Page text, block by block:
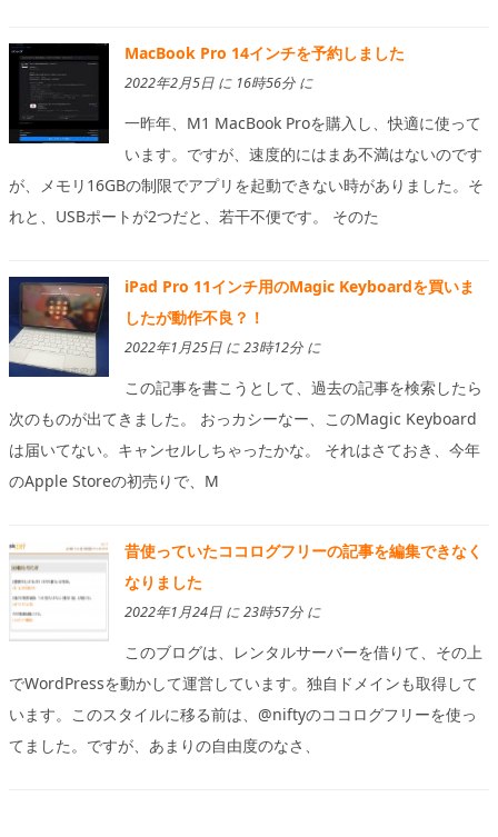
MacBook Pro 14インチを予約しました
2022年2月5日 に 16時56分 に
一昨年、M1 MacBook Proを購入し、快適に使って
います。ですが、速度的にはまあ不満はないのです
が、メモリ16GBの制限でアプリを起動できない時がありました。そ
れと、USBポートが2つだと、若干不便です。 そのた
iPad Pro 11インチ用のMagic Keyboardを買いま
したが動作不良？！
2022年1月25日 に 23時12分 に
この記事を書こうとして、過去の記事を検索したら
次のものが出てきました。 おっカシーなー、このMagic Keyboard
は届いてない。キャンセルしちゃったかな。 それはさておき、今年
のApple Storeの初売りで、M
昔使っていたココログフリーの記事を編集できなく
なりました
2022年1月24日 に 23時57分 に
このブログは、レンタルサーバーを借りて、その上
でWordPressを動かして運営しています。独自ドメインも取得して
います。このスタイルに移る前は、@niftyのココログフリーを使っ
てました。ですが、あまりの自由度のなさ、